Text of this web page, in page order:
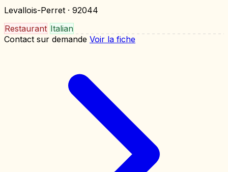
Levallois-Perret · 92044
Restaurant Italian
Contact sur demande Voir la fiche